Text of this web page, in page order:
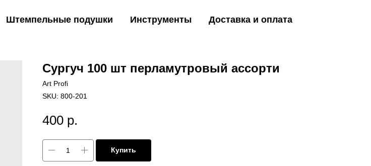
Штемпельные подушки Инструменты Доставка и оплата
Сургуч 100 шт перламутровый ассорти
Art Profi
SKU: 800-201
400 р.
Купить